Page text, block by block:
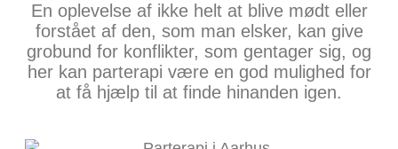
En oplevelse af ikke helt at blive mødt eller
forstået af den, som man elsker, kan give
grobund for konflikter, som gentager sig, og
her kan parterapi være en god mulighed for
at få hjælp til at finde hinanden igen.